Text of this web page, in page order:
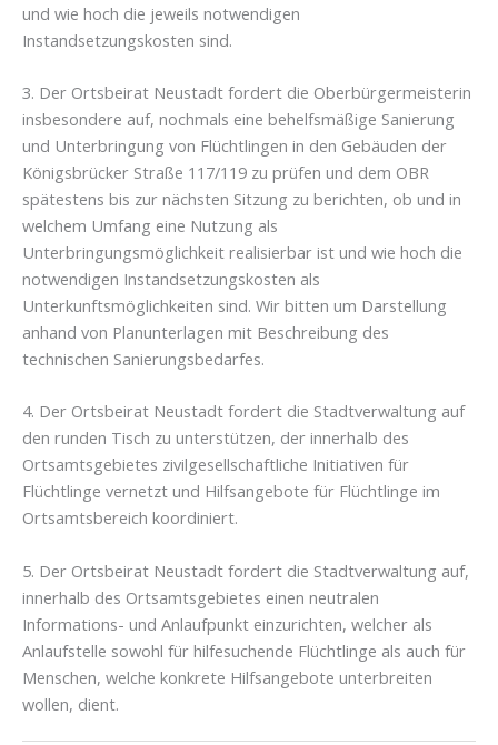
und wie hoch die jeweils notwendigen
Instandsetzungskosten sind.
3. Der Ortsbeirat Neustadt fordert die Oberbürgermeisterin
insbesondere auf, nochmals eine behelfsmäßige Sanierung
und Unterbringung von Flüchtlingen in den Gebäuden der
Königsbrücker Straße 117/119 zu prüfen und dem OBR
spätestens bis zur nächsten Sitzung zu berichten, ob und in
welchem Umfang eine Nutzung als
Unterbringungsmöglichkeit realisierbar ist und wie hoch die
notwendigen Instandsetzungskosten als
Unterkunftsmöglichkeiten sind. Wir bitten um Darstellung
anhand von Planunterlagen mit Beschreibung des
technischen Sanierungsbedarfes.
4. Der Ortsbeirat Neustadt fordert die Stadtverwaltung auf
den runden Tisch zu unterstützen, der innerhalb des
Ortsamtsgebietes zivilgesellschaftliche Initiativen für
Flüchtlinge vernetzt und Hilfsangebote für Flüchtlinge im
Ortsamtsbereich koordiniert.
5. Der Ortsbeirat Neustadt fordert die Stadtverwaltung auf,
innerhalb des Ortsamtsgebietes einen neutralen
Informations- und Anlaufpunkt einzurichten, welcher als
Anlaufstelle sowohl für hilfesuchende Flüchtlinge als auch für
Menschen, welche konkrete Hilfsangebote unterbreiten
wollen, dient.